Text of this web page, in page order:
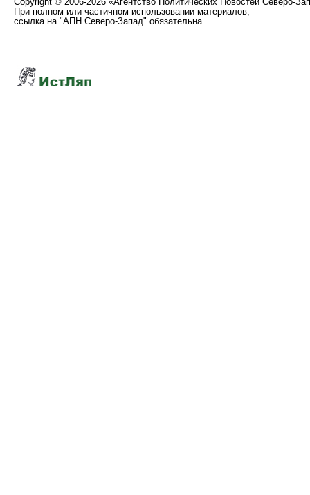
Copyright © 2006-2026 «Агентство Политических Новостей Северо-
При полном или частичном использовании материалов,
ссылка на "АПН Северо-Запад" обязательна